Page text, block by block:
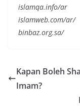
islamqa.info/ar
islamweb.com/ar/
binbaz.org.sa/
Kapan Boleh
Imam?